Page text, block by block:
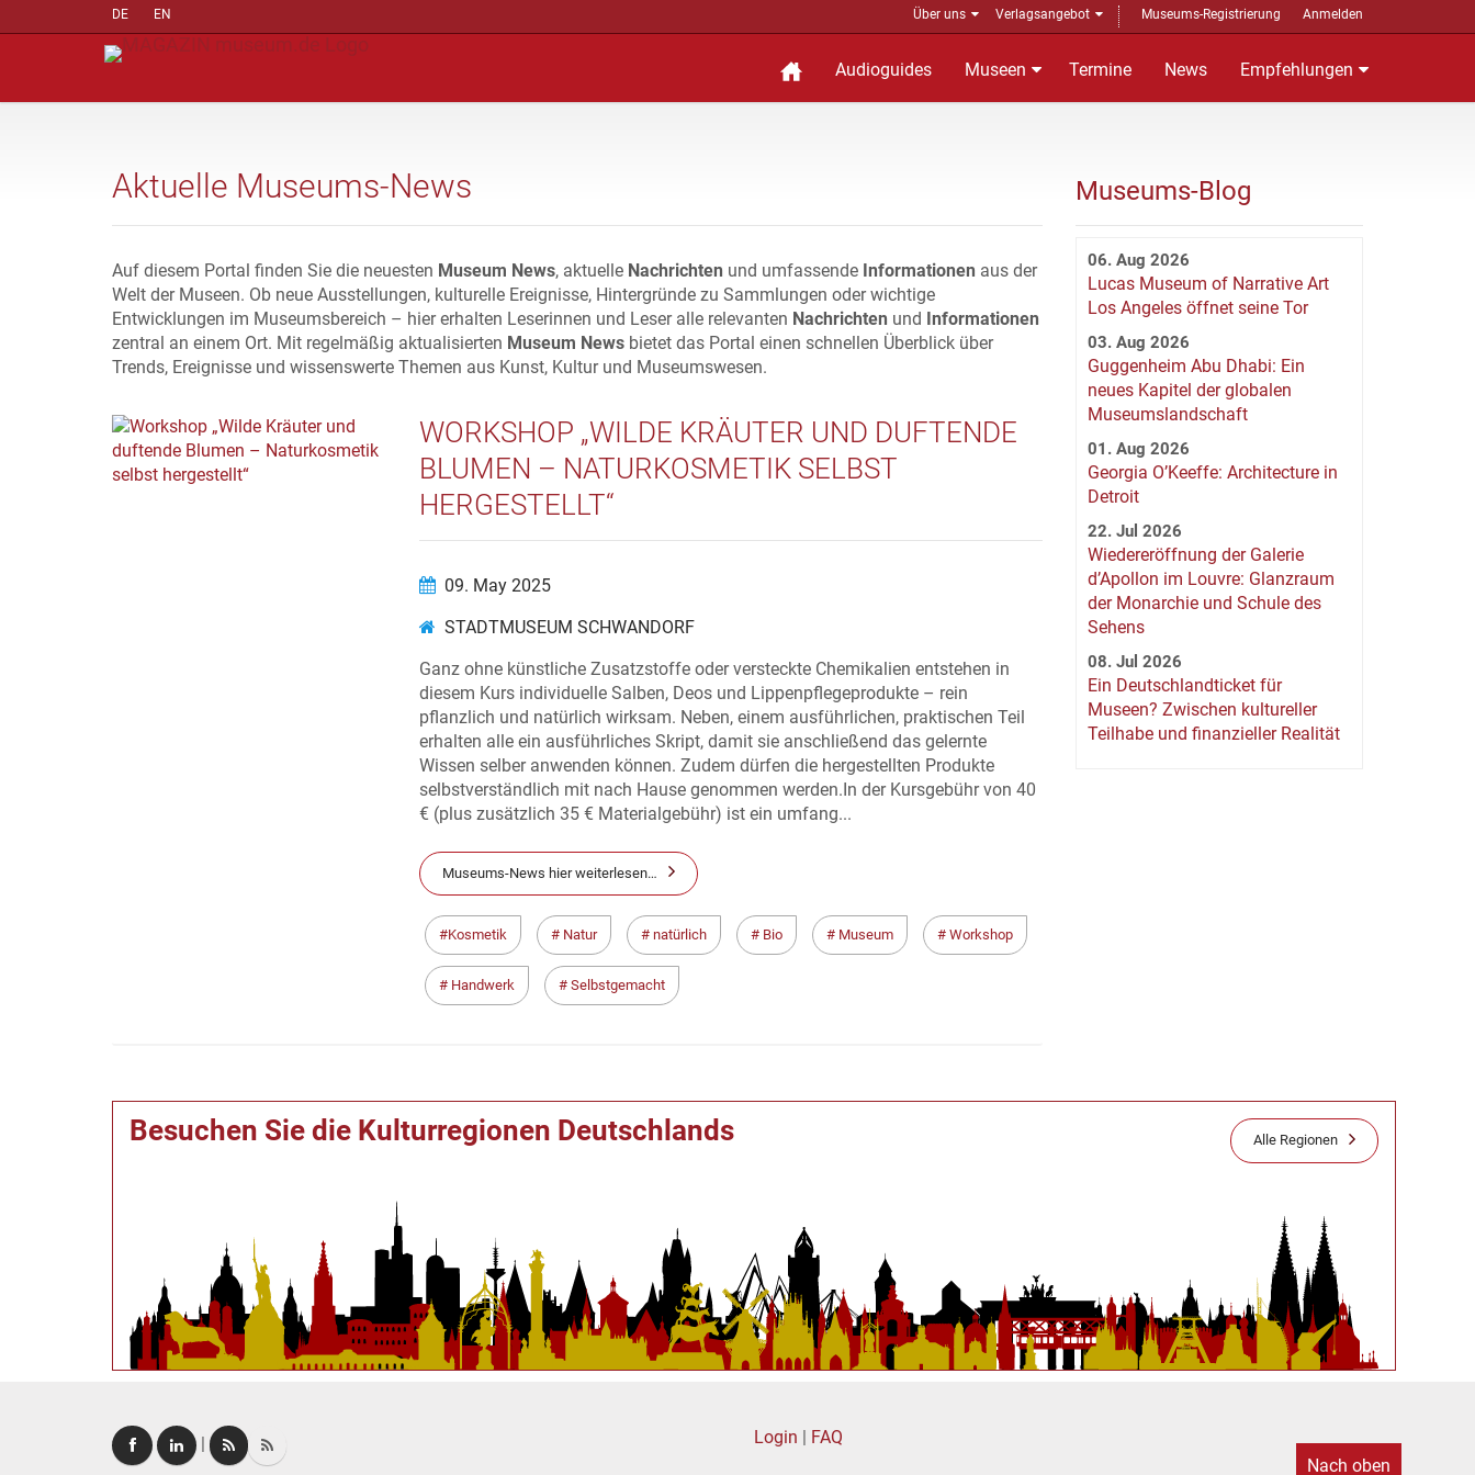
DE EN Über uns Verlagsangebot Museums-Registrierung Anmelden
Audioguides Museen Termine News Empfehlungen
Aktuelle Museums-News
Auf diesem Portal finden Sie die neuesten Museum News, aktuelle Nachrichten und umfassende Informationen aus der
Welt der Museen. Ob neue Ausstellungen, kulturelle Ereignisse, Hintergründe zu Sammlungen oder wichtige
Entwicklungen im Museumsbereich – hier erhalten Leserinnen und Leser alle relevanten Nachrichten und Informationen
zentral an einem Ort. Mit regelmäßig aktualisierten Museum News bietet das Portal einen schnellen Überblick über
Trends, Ereignisse und wissenswerte Themen aus Kunst, Kultur und Museumswesen.
WORKSHOP „WILDE KRÄUTER UND DUFTENDE
BLUMEN – NATURKOSMETIK SELBST
HERGESTELLT“
09. May 2025
STADTMUSEUM SCHWANDORF
Ganz ohne künstliche Zusatzstoffe oder versteckte Chemikalien entstehen in
diesem Kurs individuelle Salben, Deos und Lippenpflegeprodukte – rein
pflanzlich und natürlich wirksam. Neben, einem ausführlichen, praktischen Teil
erhalten alle ein ausführliches Skript, damit sie anschließend das gelernte
Wissen selber anwenden können. Zudem dürfen die hergestellten Produkte
selbstverständlich mit nach Hause genommen werden.In der Kursgebühr von 40
€ (plus zusätzlich 35 € Materialgebühr) ist ein umfang...
Museums-News hier weiterlesen…
Kosmetik Natur natürlich Bio Museum Workshop
Handwerk Selbstgemacht
Besuchen Sie die Kulturregionen Deutschlands Alle Regionen
Museums-Blog
06. Aug 2026
Lucas Museum of Narrative Art
Los Angeles öffnet seine Tor
03. Aug 2026
Guggenheim Abu Dhabi: Ein
neues Kapitel der globalen
Museumslandschaft
01. Aug 2026
Georgia O’Keeffe: Architecture in
Detroit
22. Jul 2026
Wiedereröffnung der Galerie
d’Apollon im Louvre: Glanzraum
der Monarchie und Schule des
Sehens
08. Jul 2026
Ein Deutschlandticket für
Museen? Zwischen kultureller
Teilhabe und finanzieller Realität
Login | FAQ
Nach oben